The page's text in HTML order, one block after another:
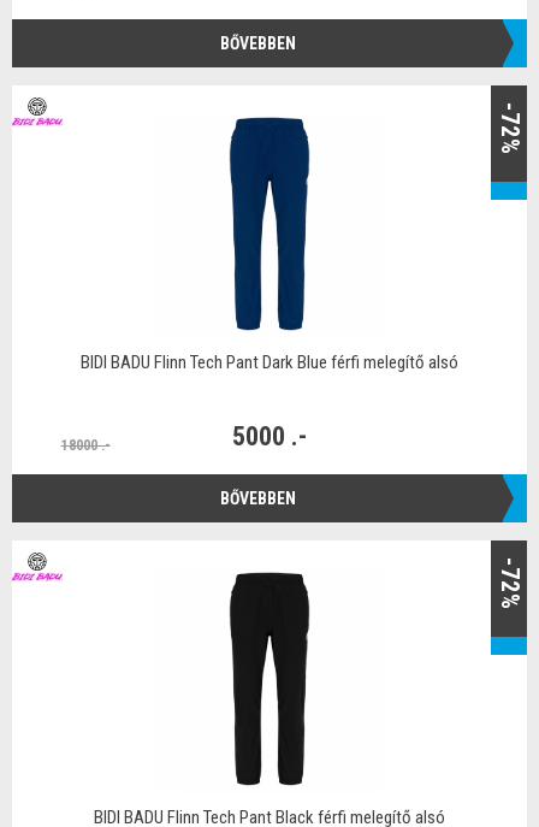
BŐVEBBEN
-72%
BIDI BADU Flinn Tech Pant Dark Blue férfi melegítő alsó
18000 .- 5000 .-
BŐVEBBEN
-72%
BIDI BADU Flinn Tech Pant Black férfi melegítő alsó